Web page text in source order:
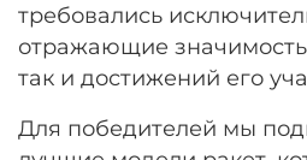
требовались
отражающие
так и достижений его
Для победителей мы